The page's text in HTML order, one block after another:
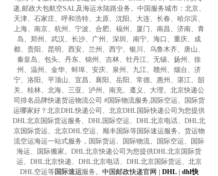
递,邮政大包航空SAL及海运水陆路业务。中国服务城市：北京、
天津、石家庄、呼和浩特、太原、沈阳、大连、长春、哈尔滨、
上海、南京、杭州、宁波、合肥、福州、厦门、南昌、济南、青
岛、郑州、武汉、长沙、广州、深圳、南宁、海口、重庆、成
都、贵阳、昆明、西安、兰州、西宁、银川、乌鲁木齐、唐山、
秦皇岛、包头、丹东、锦州、吉林、牡丹江、无锡、扬州、徐
州、温州、金华、蚌埠、安庆、泉州、九江、赣州、烟台、济
宁、洛阳、平顶山、宜昌、襄阳、岳阳、常德、惠州、湛江、韶
关、桂林、北海、三亚、泸州、南充、遵义、大理。北京快递公
司排名品牌快递货运物流公司 #国际物流服务,国际空运、国际货
运哪家好？北京DHL快递公司、北京DHL国际快递公司为您提供
DHL北京国际货运服务、DHL国际空运、DHL北京电话、DHL北
京国际货运、北京DHL空运、顺丰国际等国际速运服务。货运物
流空运海运一站式服务，国际货运、国际物流、国际空运、国际
海运、国际搬家。DHL北京快递公司为您提供DHL北京国际货
运、DHL北京快递、DHL北京电话、DHL北京国际货运、北京
DHL空运等国际速运服务。 中国邮政快递官网 DHL| dhl快